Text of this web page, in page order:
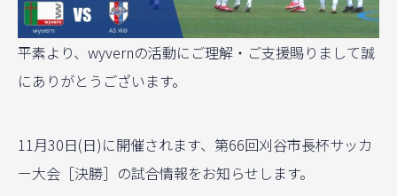
平素より、wyvernの活動にご理解・ご支援賜りまして誠
にありがとうございます。
11月30日(日)に開催されます、第66回刈谷市長杯サッカ
ー大会［決勝］の試合情報をお知らせします。